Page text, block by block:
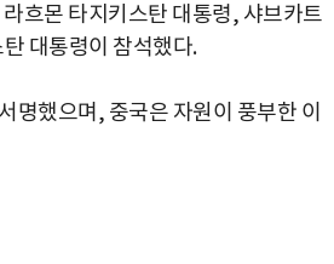
흐몬 타지키스탄 대통령, 샤브카트
대통령이 참석했다.
명했으며, 중국은 자원이 풍부한 이